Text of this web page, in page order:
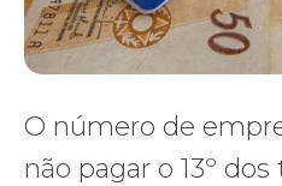
O número de
não pagar o 13º